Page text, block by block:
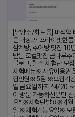
[남양주/화도읍] 마석역
은 매장과, 프라이빗한룸
삼계탕, 추어탕 맛집 10
받는 로컬맛집 곰나루추
블로그, 릴스 체험단 모
체험메뉴※ 자유이용권
집인원※ 5팀 ※모집기
일 금요일 까지 *4/20
이 방문 가능하신분만 신
요* ※체험단발표※ 4월
일 ※체험가능요일※ 모